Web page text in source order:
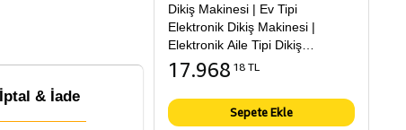
İptal & İade
Dikiş Makinesi | Ev Tipi
Elektronik Dikiş Makinesi |
Elektronik Aile Tipi Dikiş
Makinesi
17.968 18 TL
Sepete Ekle